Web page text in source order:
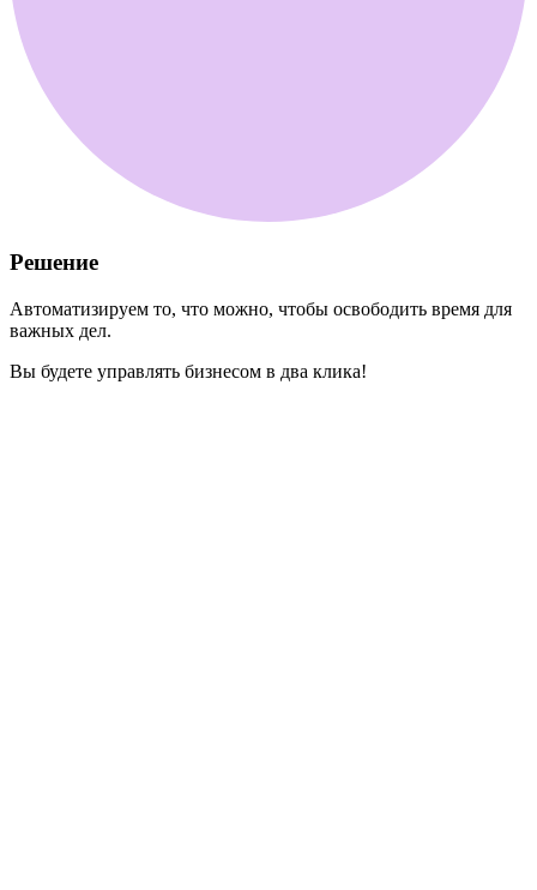
Решение
Автоматизируем то, что можно, чтобы освободить время для
важных дел.
Вы будете управлять бизнесом в два клика!